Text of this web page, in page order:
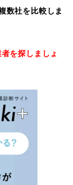
数社を比較しま
を探しましょ